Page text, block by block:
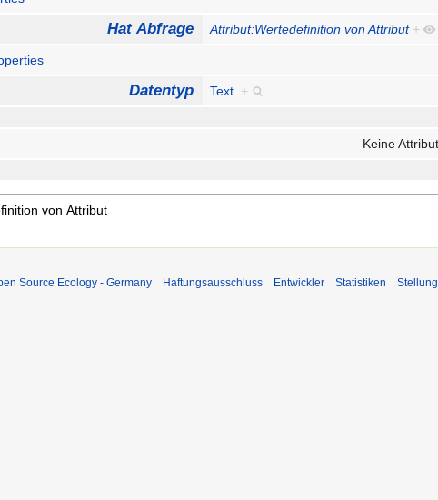
Hat Abfrage Attribut:Wertedefinition von Attribut +
Datentyp Text +
Keine
Source Ecology - Germany Haftungsausschluss Entwickler Statistiken